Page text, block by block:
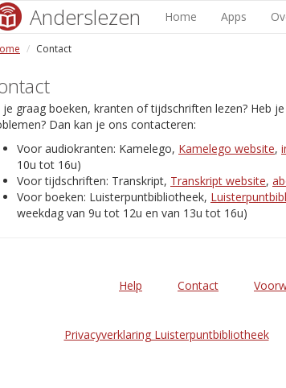
Anderslezen Home Apps
Contact
je graag boeken, kranten of tijdschriften lezen? Heb
Dan kan je ons contacteren:
Voor audiokranten: Kamelego, Kamelego website,
10u tot 16u)
Voor tijdschriften: Transkript, Transkript website,
Voor boeken: Luisterpuntbibliotheek,
weekdag van 9u tot 12u en van 13u tot 16u)
Help Contact
Privacyverklaring Luisterpuntbibliotheek